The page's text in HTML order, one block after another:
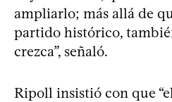
ampliarlo; más allá de
partido histórico,
crezca”, señaló.
Ripoll insistió con que